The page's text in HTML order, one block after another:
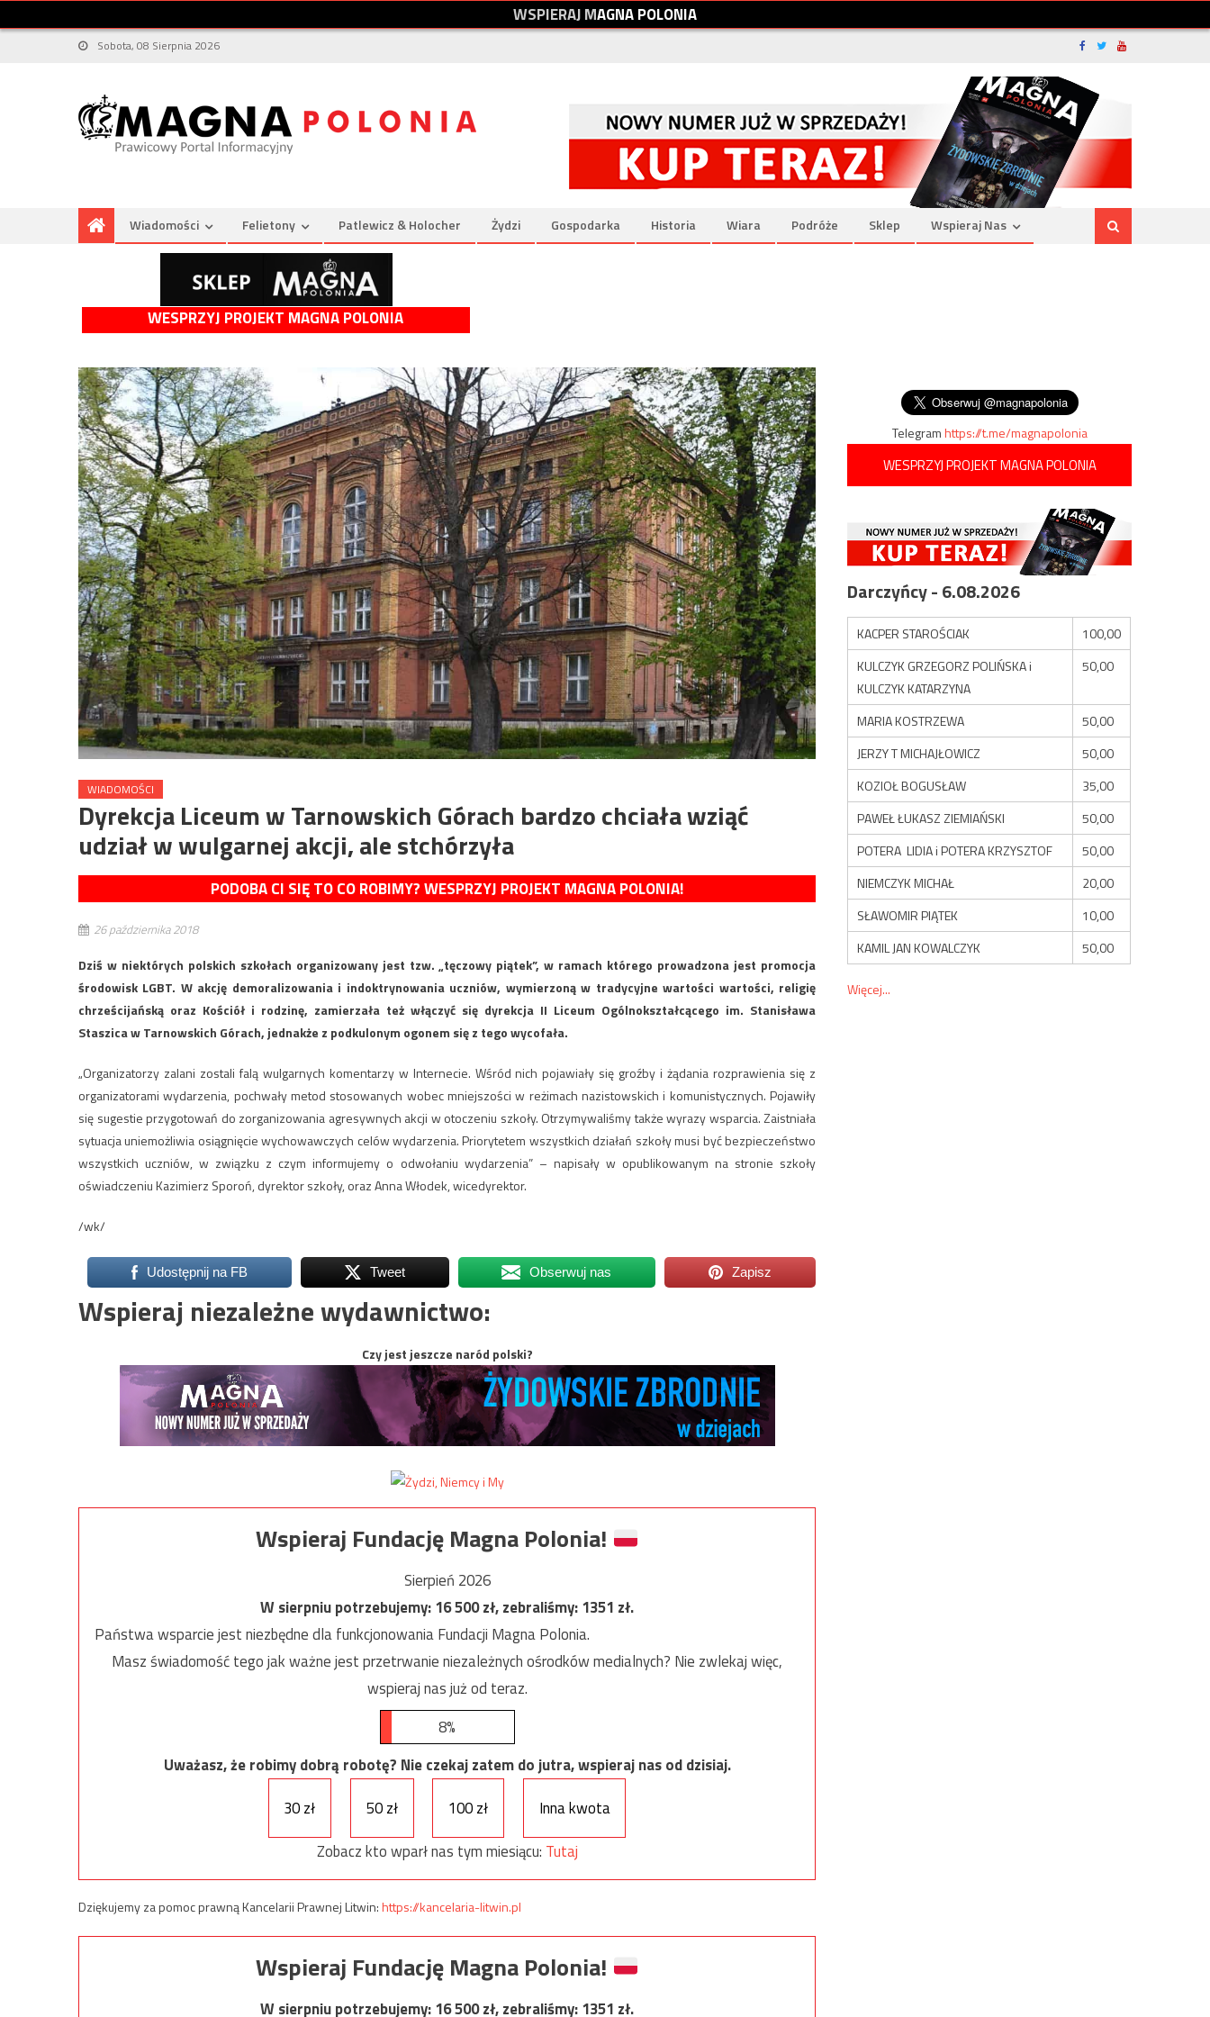
WSPIERAJMAGNAPOLONIA
Sobota, 08 Sierpnia 2026
Wiadomości Felietony Patlewicz & Holocher Żydzi Gospodarka Historia Wiara Podróże Sklep Wspieraj Nas
WESPRZYJ PROJEKT MAGNA POLONIA
WIADOMOŚCI
Dyrekcja Liceum w Tarnowskich Górach bardzo chciała wziąć
udział w wulgarnej akcji, ale stchórzyła
PODOBA CI SIĘ TO CO ROBIMY? WESPRZYJ PROJEKT MAGNA POLONIA!
26 października 2018
Dziś w niektórych polskich szkołach organizowany jest tzw. „tęczowy piątek”, w ramach którego prowadzona jest promocja
środowisk LGBT. W akcję demoralizowania i indoktrynowania uczniów, wymierzoną w tradycyjne wartości wartości, religię
chrześcijańską oraz Kościół i rodzinę, zamierzała też włączyć się dyrekcja II Liceum Ogólnokształcącego im. Stanisława
Staszica w Tarnowskich Górach, jednakże z podkulonym ogonem się z tego wycofała.
„Organizatorzy zalani zostali falą wulgarnych komentarzy w Internecie. Wśród nich pojawiały się groźby i żądania rozprawienia się z
organizatorami wydarzenia, pochwały metod stosowanych wobec mniejszości w reżimach nazistowskich i komunistycznych. Pojawiły
się sugestie przygotowań do zorganizowania agresywnych akcji w otoczeniu szkoły. Otrzymywaliśmy także wyrazy wsparcia. Zaistniała
sytuacja uniemożliwia osiągnięcie wychowawczych celów wydarzenia. Priorytetem wszystkich działań szkoły musi być bezpieczeństwo
wszystkich uczniów, w związku z czym informujemy o odwołaniu wydarzenia” – napisały w opublikowanym na stronie szkoły
oświadczeniu Kazimierz Sporoń, dyrektor szkoły, oraz Anna Włodek, wicedyrektor.
/wk/
Udostępnij na FB Tweet Obserwuj nas Zapisz
Wspieraj niezależne wydawnictwo:
Czy jest jeszcze naród polski?
Wspieraj Fundację Magna Polonia!
Sierpień 2026
W sierpniu potrzebujemy:16 500zł, zebraliśmy:1351 zł.
Państwa wsparcie jest niezbędne dla funkcjonowania Fundacji Magna Polonia.
Masz świadomość tego jak ważne jest przetrwanie niezależnych ośrodków medialnych? Nie zwlekaj więc,
wspieraj nas już od teraz.
8%
Uważasz, że robimy dobrą robotę? Nie czekaj zatem do jutra, wspieraj nas od dzisiaj.
30 zł
50 zł 100 zł
Inna kwota
Zobacz kto wparł nas tym miesiącu: Tutaj
Dziękujemy za pomoc prawną Kancelarii Prawnej Litwin:https://kancelaria-litwin.pl
Wspieraj Fundację Magna Polonia!
W sierpniu potrzebujemy:16 500zł, zebraliśmy:1351 zł.
Telegramhttps://t.me/magnapolonia
WESPRZYJ PROJEKT MAGNA POLONIA
Darczyńcy - 6.08.2026
KACPER STAROŚCIAK
100,00
KULCZYK GRZEGORZ POLIŃSKA i
KULCZYK KATARZYNA
50,00
MARIA KOSTRZEWA
50,00
JERZY T MICHAJŁOWICZ
50,00
KOZIOŁ BOGUSŁAW
35,00
PAWEŁ ŁUKASZ ZIEMIAŃSKI
50,00
POTERA LIDIA i POTERA KRZYSZTOF
50,00
NIEMCZYK MICHAŁ
20,00
SŁAWOMIR PIĄTEK
10,00
KAMIL JAN KOWALCZYK
50,00
Więcej...